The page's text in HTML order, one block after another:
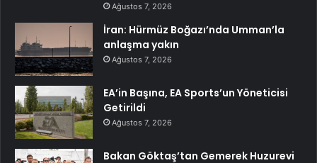
Ağustos 7, 2026
İran: Hürmüz Boğazı’nda Umman’la
anlaşma yakın
Ağustos 7, 2026
EA’in Başına, EA Sports’un Yöneticisi
Getirildi
Ağustos 7, 2026
Bakan Göktaş’tan Gemerek Huzurevi